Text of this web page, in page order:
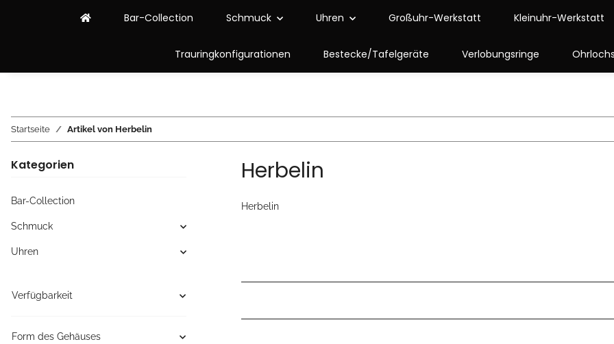
Bar-Collection Schmuck Uhren Großuhr-Werkstatt Kleinuhr-Werkstatt
Trauringkonfigurationen Bestecke/Tafelgeräte Verlobungsringe
Startseite Artikel von Herbelin
Herbelin
Herbelin
Kategorien
Bar-Collection
Schmuck
Uhren
Verfügbarkeit
Form des Gehäuses